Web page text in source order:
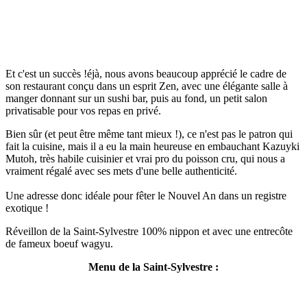
Et c'est un succès !éjà, nous avons beaucoup apprécié le cadre de
son restaurant conçu dans un esprit Zen, avec une élégante salle à
manger donnant sur un sushi bar, puis au fond, un petit salon
privatisable pour vos repas en privé.
Bien sûr (et peut être même tant mieux !), ce n'est pas le patron qui
fait la cuisine, mais il a eu la main heureuse en embauchant Kazuyki
Mutoh, très habile cuisinier et vrai pro du poisson cru, qui nous a
vraiment régalé avec ses mets d'une belle authenticité.
Une adresse donc idéale pour fêter le Nouvel An dans un registre
exotique !
Réveillon de la Saint-Sylvestre 100% nippon et avec une entrecôte
de fameux boeuf wagyu.
Menu de la Saint-Sylvestre :